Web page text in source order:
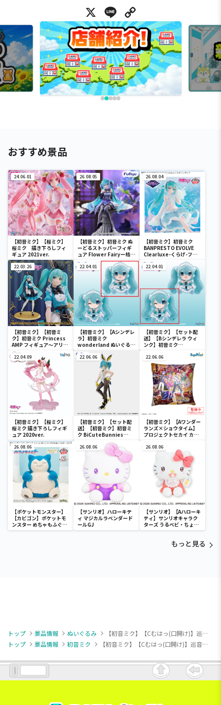
X Line
おすすめ景品
24.06.01
【初音ミク】【桜ミク】
桜ミク 描き下ろしフィ
ギュア 2021ver.
26.08.05
【初音ミク】初音ミク ぬ
ーどるストッパーフィギ
ュア Flower Fairyー桔梗
ー
26.08.04
【初音ミク】初音ミク
BANPRESTO EVOLVE
Clearluxe-くらげ-フィ
ギュア
22.03.26
【初音ミク】【初音ミ
ク】初音ミク Princess
AMP フィギュア～アリス
ver.～
22.04.01
【初音ミク】【Aシンデレ
ラ】初音ミク
wonderland ぬいぐるみ
22.04.01
【初音ミク】【セット配
送】【Bシンデレラ ウィ
ンク】初音ミク
wonderland ぬいぐるみ
vol.4
22.04.09
【初音ミク】【桜ミク】
桜ミク 描き下ろしフィギ
ュア 2020ver.
22.06.06
【初音ミク】【セット配
送】【初音ミク】初音ミ
ク BiCuteBunnies
Figure－ストリートver.
－
22.06.06
【初音ミク】【Aワンダー
ランズ×ショウタイム】
プロジェクトセカイ カラ
音ミク クッションVol.2
26.08.06
【ポケットモンスター】
【カビゴン】ポケットモ
ンスター めちゃもふぐっ
と ほっこりいやされぬい
26.08.06
【サンリオ】ハローキテ
ィ マジカルラベンダード
ールGJ
26.08.06
【サンリオ】【Aハローキ
ティ】サンリオキャラク
ターズ うるベビ・ちょい
デカドール
もっと見る
トップ 景品情報 ぬいぐるみ
【初音ミク】【Cむはっ(口開け)】巡音ルカ もちぴこぬいぐるみー巡音ルカー
トップ
景品情報 初音ミク 【初音ミク】【Cむはっ(口開け)】巡音ルカ もちぴこぬいぐるみー巡音ルカー